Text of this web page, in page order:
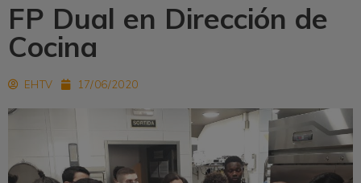
FP Dual en Dirección de
Cocina
EHTV 17/06/2020